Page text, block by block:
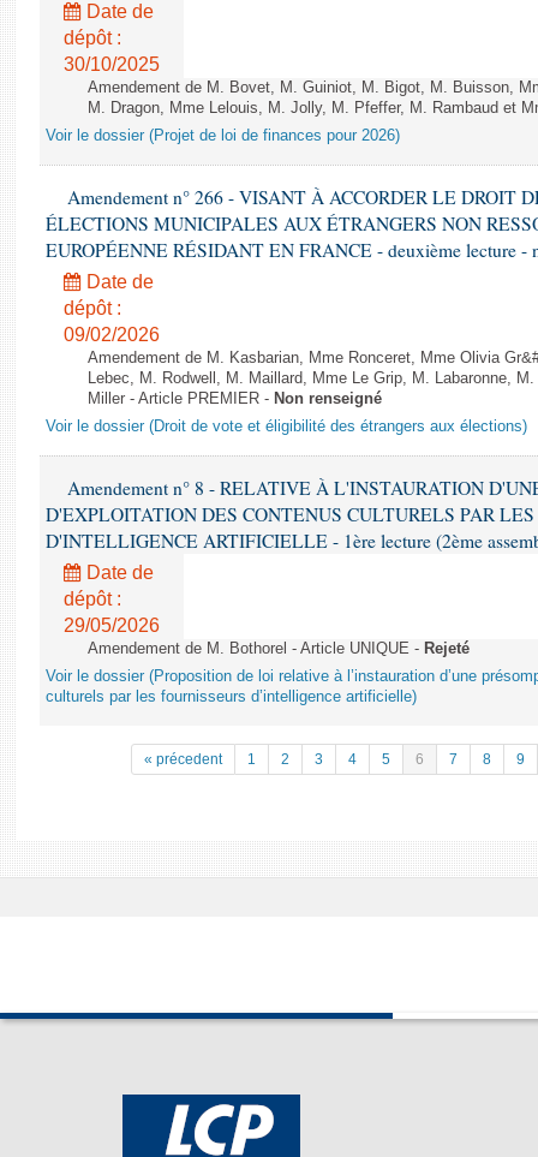
Date de
dépôt :
30/10/2025
Amendement de M. Bovet, M. Guiniot, M. Bigot, M. Buisson,
M. Dragon, Mme Lelouis, M. Jolly, M. Pfeffer, M. Rambaud et
Voir le dossier (Projet de loi de finances pour 2026)
Amendement n° 266 - VISANT À ACCORDER LE DROIT
ÉLECTIONS MUNICIPALES AUX ÉTRANGERS NON
EUROPÉENNE RÉSIDANT EN FRANCE - deuxième lecture -
Date de
dépôt :
09/02/2026
Amendement de M. Kasbarian, Mme Ronceret, Mme Olivia
Lebec, M. Rodwell, M. Maillard, Mme Le Grip, M. Labaronne,
Miller - Article PREMIER - Non renseigné
Voir le dossier (Droit de vote et éligibilité des étrangers aux élections)
Amendement n° 8 - RELATIVE À L'INSTAURATION
D'EXPLOITATION DES CONTENUS CULTURELS PAR LES
D'INTELLIGENCE ARTIFICIELLE - 1ère lecture (2ème
Date de
dépôt :
29/05/2026
Amendement de M. Bothorel - Article UNIQUE - Rejeté
Voir le dossier (Proposition de loi relative à l’instauration d’une
culturels par les fournisseurs d’intelligence artificielle)
« précedent 1 2 3 4 5 6 7 8 9